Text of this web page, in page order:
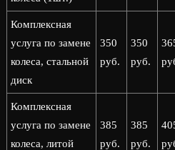
Комплексная
услуга по замене
колеса, стальной
диск
350
руб.
350
руб.
Комплексная
услуга по замене
колеса, литой
385
руб.
385
руб.